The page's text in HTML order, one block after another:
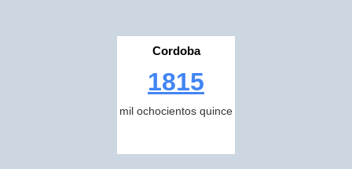
Cordoba
1815
mil ochocientos quince